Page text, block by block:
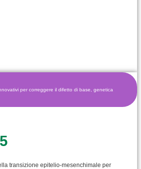
per correggere il difetto di base, genetica
transizione epitelio-mesenchimale per